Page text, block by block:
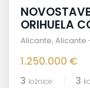
ORIHUELA
Alicante, Alicante
1.250.000 €
3 ložnice 3